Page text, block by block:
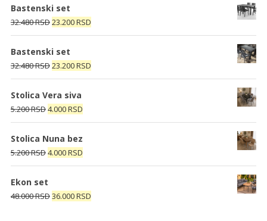
Bastenski set
32.480RSDOriginalna
cena
je
bila:
32.480 RSD.
23.200RSDTrenutna
cena
23.200 RSD.
Bastenski set
32.480RSDOriginalna
cena
je
bila:
32.480 RSD.
23.200RSDTrenutna
cena
Stolica Vera siva
5.200RSDOriginalna
cena
je
bila:
5.200 RSD.
4.000RSDTrenutna
cena
je:
4.000 RSD.
Stolica Nuna bez
5.200RSDOriginalna
cena
je
bila:
4.000RSDTrenutna
cena
4.000 RSD.
Ekon set
48.000RSDOriginalna
36.000RSDTrenutna